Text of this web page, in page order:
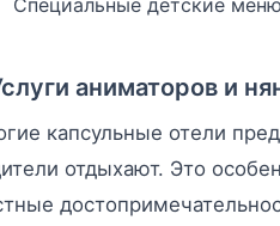
аниматоров и
капсульные отели
отдыхают. Это